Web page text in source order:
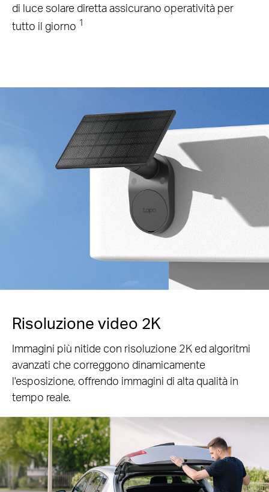
di luce solare diretta assicurano operatività per
tutto il giorno 1
Risoluzione video 2K
Immagini più nitide con risoluzione 2K ed algoritmi
avanzati che correggono dinamicamente
l'esposizione, offrendo immagini di alta qualità in
tempo reale.